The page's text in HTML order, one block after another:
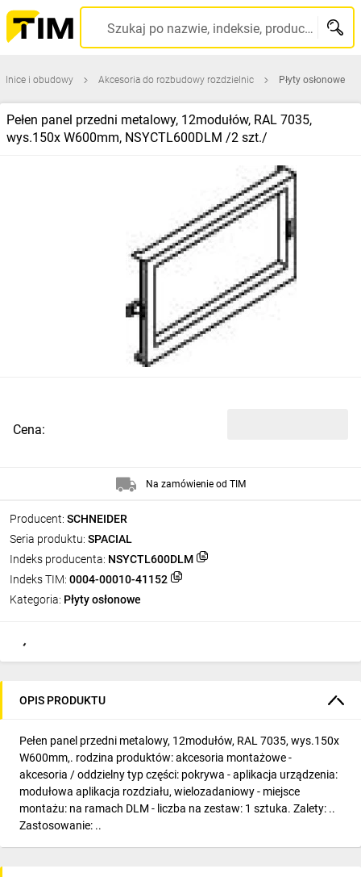
Szukaj po nazwie, indeksie, producencie, kodzie kreskowym...
i obudowy Akcesoria do rozbudowy rozdzielnic Płyty osłonowe
Pełen panel przedni metalowy, 12modułów, RAL 7035,
wys.150x W600mm, NSYCTL600DLM /2 szt./
Producent: SCHNEIDER
Seria produktu: SPACIAL
Indeks producenta: NSYCTL600DLM
Indeks TIM: 0004-00010-41152
Kategoria: Płyty osłonowe
Cena:
Na zamówienie od TIM
OPIS PRODUKTU
Pełen panel przedni metalowy, 12modułów, RAL 7035, wys.150x
W600mm,. rodzina produktów: akcesoria montażowe -
akcesoria / oddzielny typ części: pokrywa - aplikacja urządzenia:
modułowa aplikacja rozdziału, wielozadaniowy - miejsce
montażu: na ramach DLM - liczba na zestaw: 1 sztuka. Zalety: ..
Zastosowanie: ..